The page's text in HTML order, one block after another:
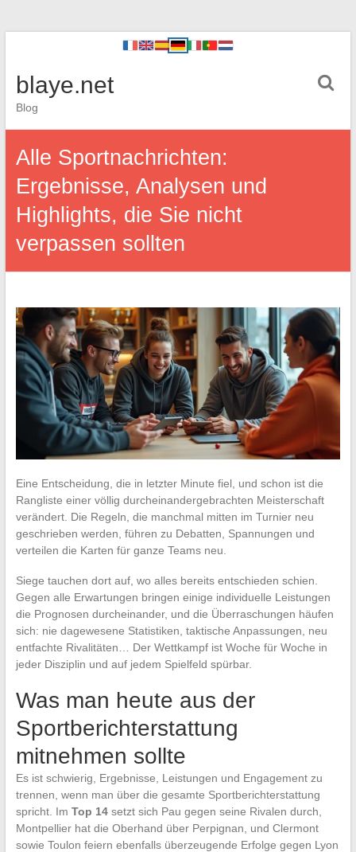
blaye.net
Blog
Alle Sportnachrichten:
Ergebnisse, Analysen und
Highlights, die Sie nicht
verpassen sollten
Eine Entscheidung, die in letzter Minute fiel, und schon ist die
Rangliste einer völlig durcheinandergebrachten Meisterschaft
verändert. Die Regeln, die manchmal mitten im Turnier neu
geschrieben werden, führen zu Debatten, Spannungen und
verteilen die Karten für ganze Teams neu.
Siege tauchen dort auf, wo alles bereits entschieden schien.
Gegen alle Erwartungen bringen einige individuelle Leistungen
die Prognosen durcheinander, und die Überraschungen häufen
sich: nie dagewesene Statistiken, taktische Anpassungen, neu
entfachte Rivalitäten… Der Wettkampf ist Woche für Woche in
jeder Disziplin und auf jedem Spielfeld spürbar.
Was man heute aus der
Sportberichterstattung
mitnehmen sollte
Es ist schwierig, Ergebnisse, Leistungen und Engagement zu
trennen, wenn man über die gesamte Sportberichterstattung
spricht. Im Top 14setzt sich Pau gegen seine Rivalen durch,
Montpellier hat die Oberhand über Perpignan, und Clermont
sowie Toulon feiern ebenfalls überzeugende Erfolge gegen Lyon